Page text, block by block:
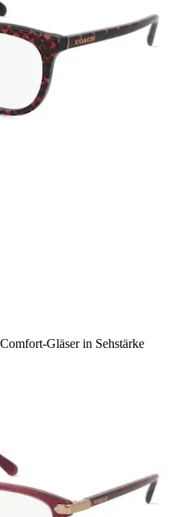
Gläser in Sehstärke